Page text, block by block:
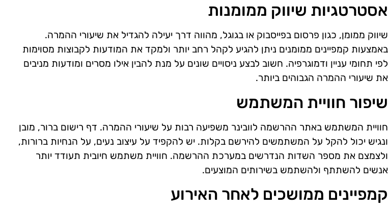
אסטרטגיות שיווק ממומנות
שיווק ממומן, כגון פרסום בפייסבוק או בגוגל, מהווה דרך יעילה להגדיל את שיעורי ההמרה.
באמצעות קמפיינים ממומנים ניתן להגיע לקהל רחב יותר ולמקד את המודעות לקבוצות מסוימות
לפי תחומי עניין ודמוגרפיה. חשוב לבצע ניסויים שונים על מנת להבין אילו מסרים ומודעות מניבים
את שיעורי ההמרה הגבוהים ביותר.
שיפור חוויית המשתמש
חוויית המשתמש באתר ההרשמה לוובינר משפיעה רבות על שיעורי ההמרה. דף רישום ברור, מובן
ונגיש יכול להקל על המשתמשים להירשם בקלות. יש להקפיד על עיצוב נעים, על הנחיות ברורות,
ולצמצם את מספר השדות הנדרשים במערכת ההרשמה. חוויית משתמש חיובית תעודד יותר
אנשים להשתתף ולהשתמש בשירותים המוצעים.
קמפיינים ממושכים לאחר האירוע